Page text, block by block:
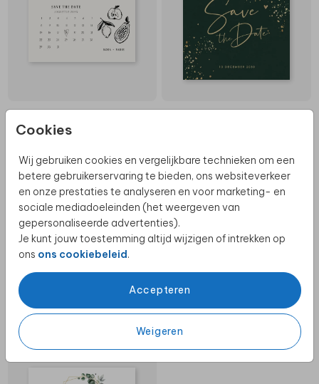
Cookies
Wij gebruiken cookies en vergelijkbare technieken om een
betere gebruikerservaring te bieden, ons websiteverkeer
en onze prestaties te analyseren en voor marketing- en
sociale mediadoeleinden (het weergeven van
gepersonaliseerde advertenties).
Je kunt jouw toestemming altijd wijzigen of intrekken op
ons ons cookiebeleid.
Accepteren
Weigeren